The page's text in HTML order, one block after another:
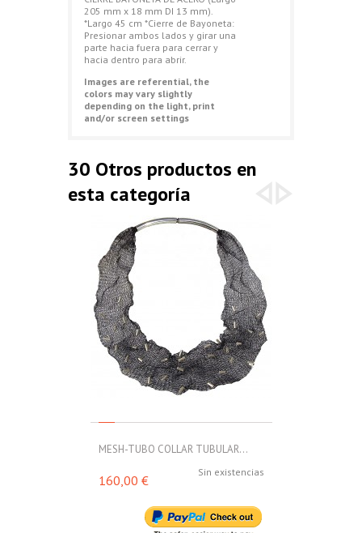
205 mm x 18 mm DI 13 mm).
*Largo 45 cm *Cierre de Bayoneta:
Presionar ambos lados y girar una
parte hacia fuera para cerrar y
hacia dentro para abrir.
Images are referential, the
colors may vary slightly
depending on the light, print
and/or screen settings
30 Otros productos en
esta categoría
MESH-TUBO COLLAR TUBULAR...
Sin existencias
160,00 €